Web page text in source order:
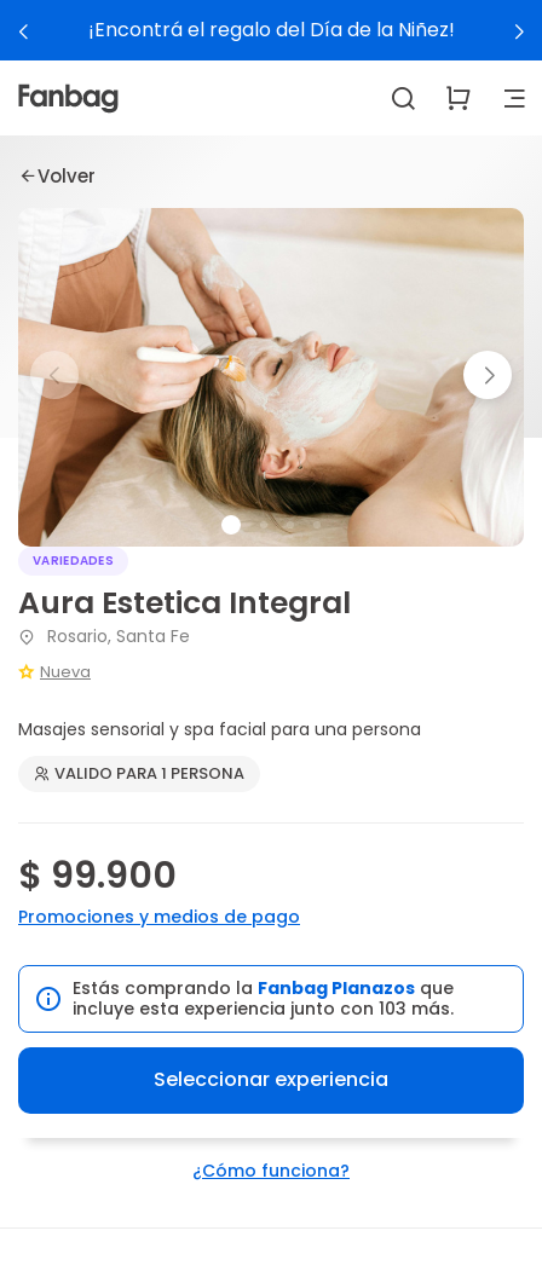
¡Encontrá el regalo del Día de la Niñez!
Volver
VARIEDADES
Aura Estetica Integral
Rosario, Santa Fe
Nueva
Masajes sensorial y spa facial para una persona
VALIDO PARA 1 PERSONA
$ 99.900
Promociones y medios de pago
Estás comprando la Fanbag Planazos que
incluye esta experiencia junto con 103 más.
Seleccionar experiencia
¿Cómo funciona?